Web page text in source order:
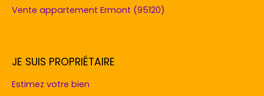
Vente appartement Ermont (95120)
JE SUIS PROPRIÉTAIRE
Estimez votre bien